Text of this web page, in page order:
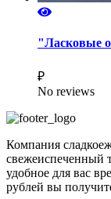
"Ласковые
₽
No reviews
Компания
свежеиспеченный
удобное для вас
рублей вы